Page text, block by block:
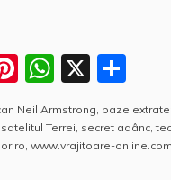
Pi
nt
er
e
W
h
at
s
X
rt
aj
Neil Armstrong baze
satelitul Terrei secret adânc ,
www.vrajitoare-online.com